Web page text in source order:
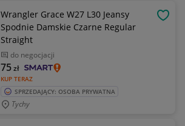
Wrangler Grace W27 L30 Jeansy
Spodnie Damskie Czarne Regular
Straight
do negocjacji
KUP TERAZ
75zł
SPRZEDAJĄCY: OSOBA PRYWATNA
Tychy